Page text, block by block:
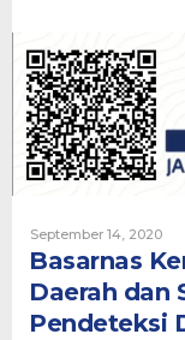
SAR
Daerah
dan
Alat
Pendeteksi
September 14, 2020Oleh
Basarnas
Daerah dan
Pendeteksi